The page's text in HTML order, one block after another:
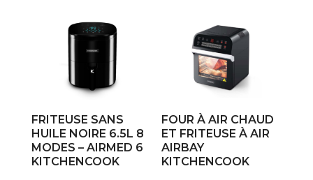
FRITEUSE SANS
HUILE NOIRE 6.5L 8
MODES – AIRMED 6
KITCHENCOOK
FOUR À AIR CHAUD
ET FRITEUSE À AIR
AIRBAY
KITCHENCOOK